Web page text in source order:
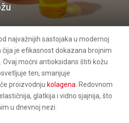
najvažnijih sastojaka u modernoj
je efikasnost dokazana brojnim
moćni antioksidans štiti kožu
ten, smanjuje
proizvodnju kolagena. Redovnom
glatkija i vidno sjajnija, što
u dnevnoj nezi.